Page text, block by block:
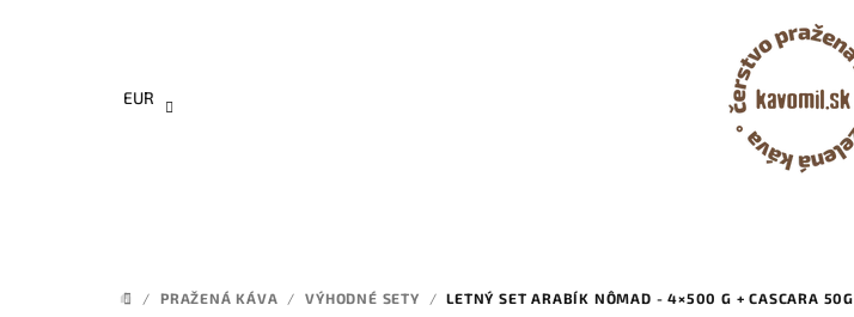
EUR
DOMOV
/ PRAŽENÁ KÁVA / VÝHODNÉ SETY / LETNÝ SET ARABÍK NÔMAD - 4×500 G + CASCARA 50G